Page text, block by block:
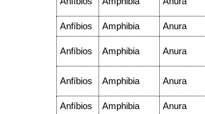
Anfíbios Amphibia Anura
Anfíbios Amphibia Anura
Anfíbios Amphibia Anura
Anfíbios Amphibia Anura